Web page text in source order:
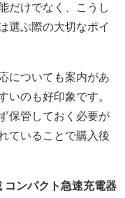
だけでなく、こうし
選ぶ際の大切なポイ
についても案内があ
いのも好印象です。
保管しておく必要が
ていることで購入後
コンパクト急速充電器